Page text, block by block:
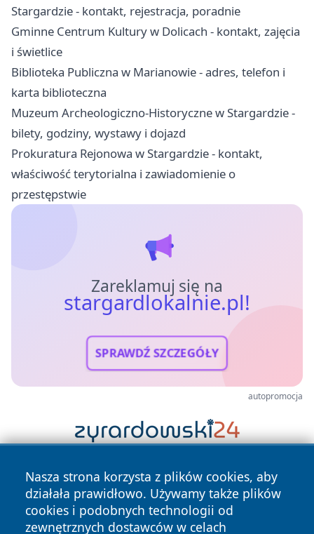
Stargardzie - kontakt, rejestracja, poradnie
Gminne Centrum Kultury w Dolicach - kontakt, zajęcia
i świetlice
Biblioteka Publiczna w Marianowie - adres, telefon i
karta biblioteczna
Muzeum Archeologiczno-Historyczne w Stargardzie -
bilety, godziny, wystawy i dojazd
Prokuratura Rejonowa w Stargardzie - kontakt,
właściwość terytorialna i zawiadomienie o
przestępstwie
Zareklamuj się na
stargardlokalnie.pl!
SPRAWDŹ SZCZEGÓŁY
autopromocja
Nasza strona korzysta z plików cookies, aby
działała prawidłowo. Używamy także plików
cookies i podobnych technologii od
zewnętrznych dostawców w celach